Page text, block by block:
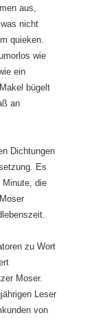
aus,
nicht
quieken.
wie
ein
bügelt
an
Dichtungen
Es
Minute, die
zu Wort
Moser.
Leser
von